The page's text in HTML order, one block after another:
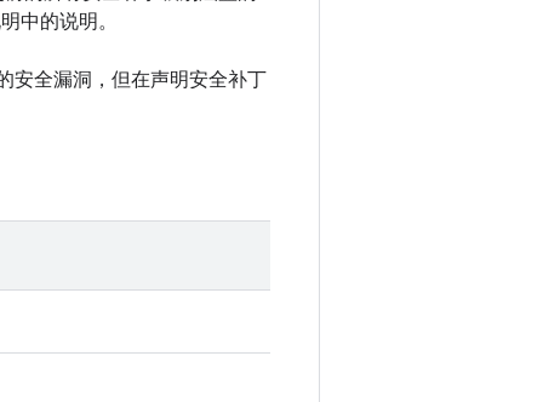
中的说明。
安全漏洞，但在声明安全补丁